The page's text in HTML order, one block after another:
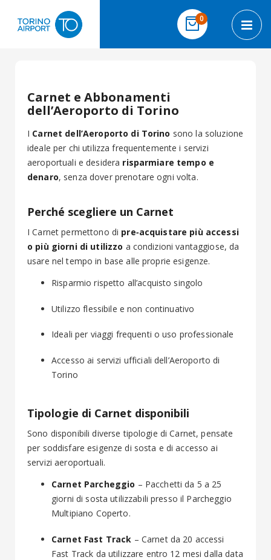
Cart
0elementi
Carnet e Abbonamenti
dell’Aeroporto di Torino
I Carnet dell’Aeroporto di Torino sono la soluzione
ideale per chi utilizza frequentemente i servizi
aeroportuali e desidera risparmiare tempo e
denaro, senza dover prenotare ogni volta.
Perché scegliere un Carnet
I Carnet permettono di pre‑acquistare più accessi
o più giorni di utilizzo a condizioni vantaggiose, da
usare nel tempo in base alle proprie esigenze.
Risparmio rispetto all’acquisto singolo
Utilizzo flessibile e non continuativo
Ideali per viaggi frequenti o uso professionale
Accesso ai servizi ufficiali dell’Aeroporto di
Torino
Tipologie di Carnet disponibili
Sono disponibili diverse tipologie di Carnet, pensate
per soddisfare esigenze di sosta e di accesso ai
servizi aeroportuali.
Carnet Parcheggio – Pacchetti da 5 a 25
giorni di sosta utilizzabili presso il Parcheggio
Multipiano Coperto.
Carnet Fast Track – Carnet da 20 accessi
Fast Track da utilizzare entro 12 mesi dalla data